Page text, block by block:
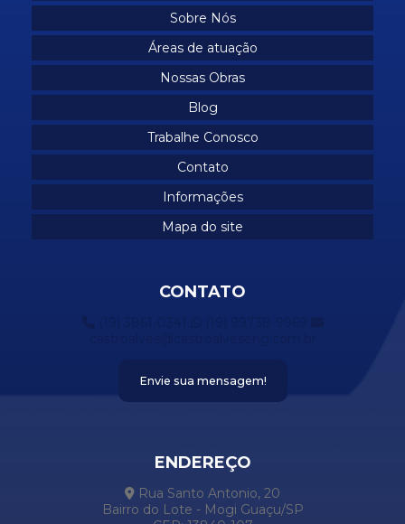
Obras residenciais
Prestação de serviços industriais
Projetos de construção de casas
Reforma manutenção industrial
Sobre Nós
Áreas de atuação
Nossas Obras
Blog
Trabalhe Conosco
Contato
Informações
Mapa do site
CONTATO
Envie sua mensagem!
ENDEREÇO
Rua Santo Antonio, 20
Bairro do Lote - Mogi Guaçu/SP